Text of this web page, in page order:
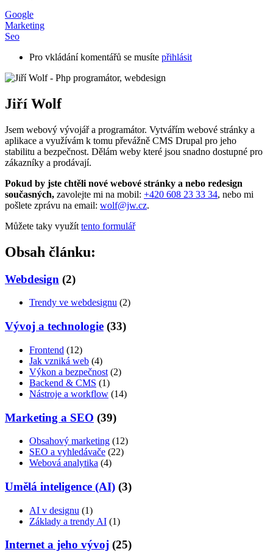
Google
Marketing
Seo
Pro vkládání komentářů se musíte přihlásit
Jiří Wolf
Jsem webový vývojář a programátor. Vytvářím webové stránky a
aplikace a využívám k tomu převážně CMS Drupal pro jeho
stabilitu a bezpečnost. Dělám weby které jsou snadno dostupné pro
zákazníky a prodávají.
Pokud by jste chtěli nové webové stránky a nebo redesign
současných, zavolejte mi na mobil: +420 608 23 33 34, nebo mi
pošlete zprávu na email: wolf@jw.cz.
Můžete taky využít tento formulář
Obsah článku:
Webdesign (2)
Trendy ve webdesignu (2)
Vývoj a technologie (33)
Frontend (12)
Jak vzniká web (4)
Výkon a bezpečnost (2)
Backend & CMS (1)
Nástroje a workflow (14)
Marketing a SEO (39)
Obsahový marketing (12)
SEO a vyhledávače (22)
Webová analytika (4)
Umělá inteligence (AI) (3)
AI v designu (1)
Základy a trendy AI (1)
Internet a jeho vývoj (25)